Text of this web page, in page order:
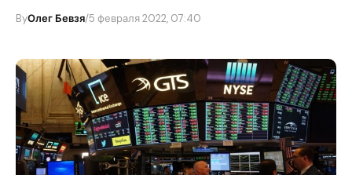
ByОлег Бевзя/5 февраля 2022, 07:40